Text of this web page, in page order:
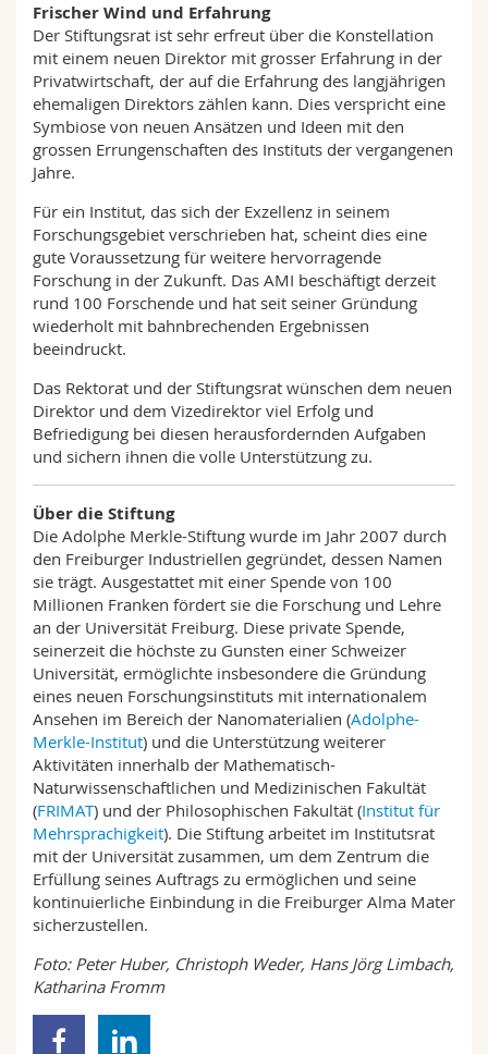
Frischer Wind und Erfahrung
Der Stiftungsrat ist sehr erfreut über die Konstellation
mit einem neuen Direktor mit grosser Erfahrung in der
Privatwirtschaft, der auf die Erfahrung des langjährigen
ehemaligen Direktors zählen kann. Dies verspricht eine
Symbiose von neuen Ansätzen und Ideen mit den
grossen Errungenschaften des Instituts der vergangenen
Jahre.
Für ein Institut, das sich der Exzellenz in seinem
Forschungsgebiet verschrieben hat, scheint dies eine
gute Voraussetzung für weitere hervorragende
Forschung in der Zukunft. Das AMI beschäftigt derzeit
rund 100 Forschende und hat seit seiner Gründung
wiederholt mit bahnbrechenden Ergebnissen
beeindruckt.
Das Rektorat und der Stiftungsrat wünschen dem neuen
Direktor und dem Vizedirektor viel Erfolg und
Befriedigung bei diesen herausfordernden Aufgaben
und sichern ihnen die volle Unterstützung zu.
Über die Stiftung
Die Adolphe Merkle-Stiftung wurde im Jahr 2007 durch
den Freiburger Industriellen gegründet, dessen Namen
sie trägt. Ausgestattet mit einer Spende von 100
Millionen Franken fördert sie die Forschung und Lehre
an der Universität Freiburg. Diese private Spende,
seinerzeit die höchste zu Gunsten einer Schweizer
Universität, ermöglichte insbesondere die Gründung
eines neuen Forschungsinstituts mit internationalem
Ansehen im Bereich der Nanomaterialien (Adolphe-
Merkle-Institut) und die Unterstützung weiterer
Aktivitäten innerhalb der Mathematisch-
Naturwissenschaftlichen und Medizinischen Fakultät
(FRIMAT) und der Philosophischen Fakultät (Institut für
Mehrsprachigkeit). Die Stiftung arbeitet im Institutsrat
mit der Universität zusammen, um dem Zentrum die
Erfüllung seines Auftrags zu ermöglichen und seine
kontinuierliche Einbindung in die Freiburger Alma Mater
sicherzustellen.
Foto: Peter Huber, Christoph Weder, Hans Jörg Limbach,
Katharina Fromm